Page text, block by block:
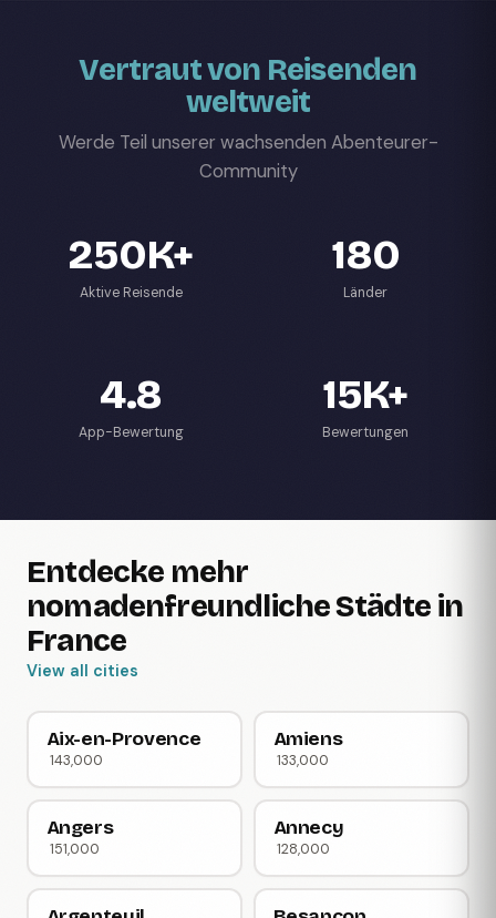
Vertraut von Reisenden
weltweit
Werde Teil unserer wachsenden Abenteurer-
Community
250K+
Aktive Reisende
180
Länder
4.8
App-Bewertung
15K+
Bewertungen
Entdecke mehr
nomadenfreundliche Städte in
France
View all cities
Aix-en-Provence
143,000
Amiens
133,000
Angers
151,000
Annecy
128,000